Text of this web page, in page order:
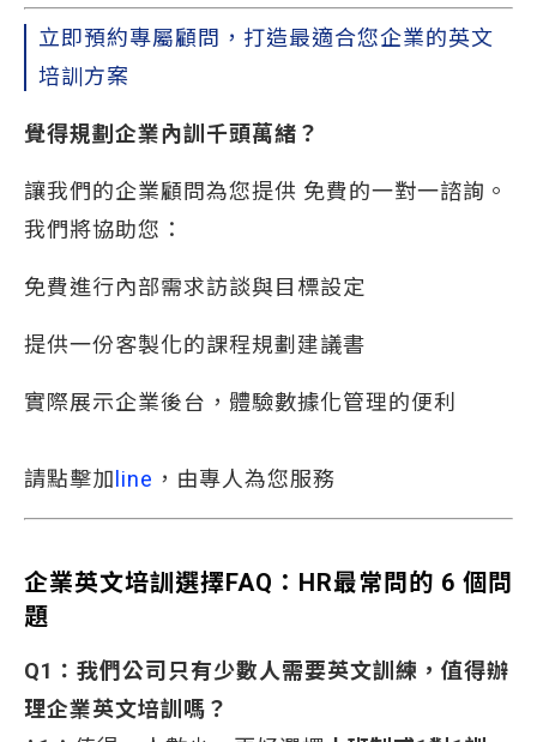
立即預約專屬顧問，打造最適合您企業的英文
培訓方案
覺得規劃企業內訓千頭萬緒？
讓我們的企業顧問為您提供 免費的一對一諮詢。
我們將協助您：
免費進行內部需求訪談與目標設定
提供一份客製化的課程規劃建議書
實際展示企業後台，體驗數據化管理的便利
請點擊加 line ，由專人為您服務
企業英文培訓選擇FAQ：HR最常問的 6 個問
題
Q1：我們公司只有少數人需要英文訓練，值得辦
理企業英文培訓嗎？